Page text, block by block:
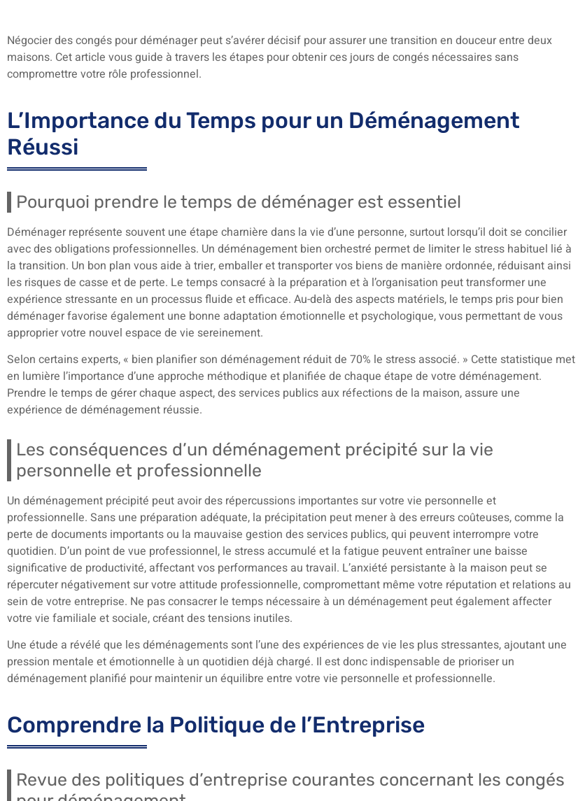
Négocier des congés pour déménager peut s’avérer décisif pour assurer une transition en douceur entre deux
maisons. Cet article vous guide à travers les étapes pour obtenir ces jours de congés nécessaires sans
compromettre votre rôle professionnel.
L’Importance du Temps pour un Déménagement
Réussi
Pourquoi prendre le temps de déménager est essentiel
Déménager représente souvent une étape charnière dans la vie d’une personne, surtout lorsqu’il doit se concilier
avec des obligations professionnelles. Un déménagement bien orchestré permet de limiter le stress habituel lié à
la transition. Un bon plan vous aide à trier, emballer et transporter vos biens de manière ordonnée, réduisant ainsi
les risques de casse et de perte. Le temps consacré à la préparation et à l’organisation peut transformer une
expérience stressante en un processus fluide et efficace. Au-delà des aspects matériels, le temps pris pour bien
déménager favorise également une bonne adaptation émotionnelle et psychologique, vous permettant de vous
approprier votre nouvel espace de vie sereinement.
Selon certains experts, « bien planifier son déménagement réduit de 70% le stress associé. » Cette statistique met
en lumière l’importance d’une approche méthodique et planifiée de chaque étape de votre déménagement.
Prendre le temps de gérer chaque aspect, des services publics aux réfections de la maison, assure une
expérience de déménagement réussie.
Les conséquences d’un déménagement précipité sur la vie
personnelle et professionnelle
Un déménagement précipité peut avoir des répercussions importantes sur votre vie personnelle et
professionnelle. Sans une préparation adéquate, la précipitation peut mener à des erreurs coûteuses, comme la
perte de documents importants ou la mauvaise gestion des services publics, qui peuvent interrompre votre
quotidien. D’un point de vue professionnel, le stress accumulé et la fatigue peuvent entraîner une baisse
significative de productivité, affectant vos performances au travail. L’anxiété persistante à la maison peut se
répercuter négativement sur votre attitude professionnelle, compromettant même votre réputation et relations au
sein de votre entreprise. Ne pas consacrer le temps nécessaire à un déménagement peut également affecter
votre vie familiale et sociale, créant des tensions inutiles.
Une étude a révélé que les déménagements sont l’une des expériences de vie les plus stressantes, ajoutant une
pression mentale et émotionnelle à un quotidien déjà chargé. Il est donc indispensable de prioriser un
déménagement planifié pour maintenir un équilibre entre votre vie personnelle et professionnelle.
Comprendre la Politique de l’Entreprise
Revue des politiques d’entreprise courantes concernant les congés